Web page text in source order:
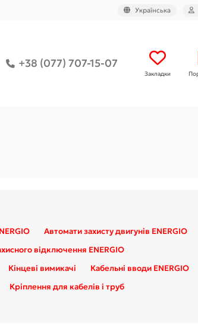
Українська
+38 (077) 707-15-07
Закладки
Автомати захисту двигунів ENERGIO
відключення ENERGIO
Кінцеві вимикачі
Кабельні вводи ENERGIO
Кріплення для кабелів і труб